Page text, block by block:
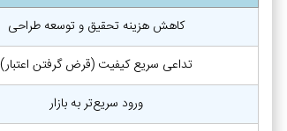
کاهش هزینه تحقیق و توسعه طراحی
تداعی سریع کیفیت (قرض گرفتن اعتبار)
ورود سریع‌تر به بازار